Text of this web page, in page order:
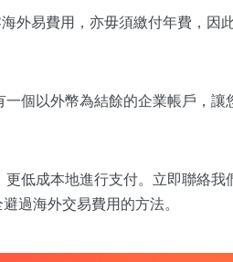
外易費用，亦毋須繳付年費，因
一個以外幣為結餘的企業帳戶，
低成本地進行支付。立即聯絡我
過海外交易費用的方法。